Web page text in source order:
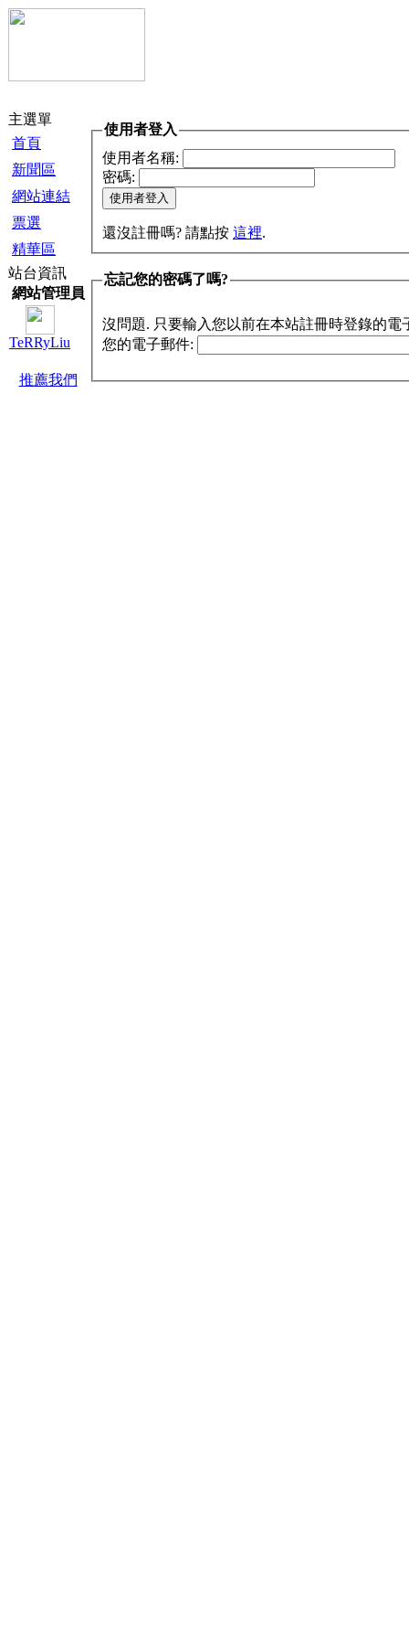
主選單
首頁
新聞區
網站連結
票選
精華區
站台資訊
網站管理員
TeRRyLiu
推薦我們
使用者登入
使用者名稱:
密碼:
還沒註冊嗎? 請點按 這裡.
忘記您的密碼了嗎?
沒問題. 只要輸入您以前在本站註冊時登錄的電
您的電子郵件: